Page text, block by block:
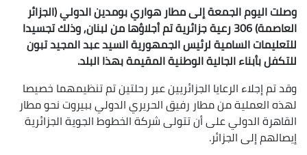
وصلت اليوم الجمعة إلى مطار هواري بومدين الدولي (الجزائر
العاصمة) 306 رعية جزائرية تم أجلاؤها من لبنان, وذلك تجسيدا
للتعليمات السامية لرئيس الجمهورية السيد عبد المجيد تبون
للتكفل بأبناء الجالية الوطنية المقيمة بهذا البلد.
وقد تم إجلاء الرعايا الجزائريين عبر رحلتين تم تنظيمهما خصيصا
لهذه العملية من مطار رفيق الحريري الدولي ببيروت نحو مطار
القاهرة الدولي على أن تتولى شركة الخطوط الجوية الجزائرية
إيصالهم إلى الجزائر.